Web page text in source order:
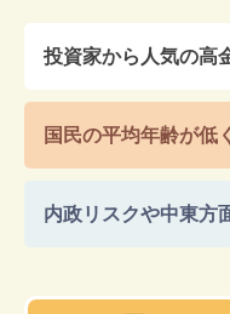
投資家から人気の高
国民の平均年齢が低
内政リスクや中東方